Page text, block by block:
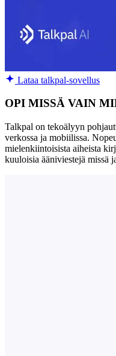
Lataa talkpal-sovellus
OPI MISSÄ VAIN
Talkpal on tekoälyyn
verkossa ja mobiilissa.
mielenkiintoisista aiheista
kuuloisia ääniviestejä missä